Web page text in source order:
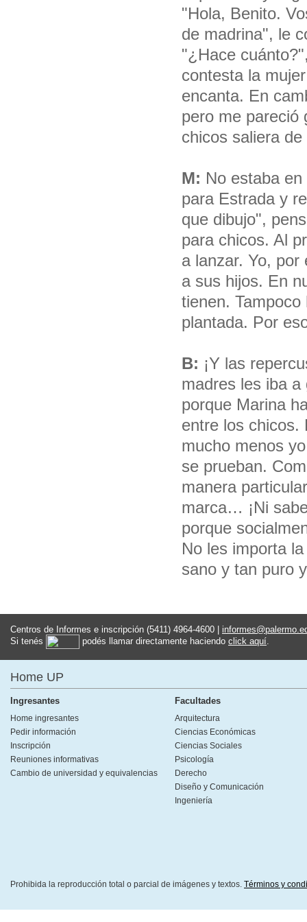
"Hola, Benito.
de madrina", le
"¿Hace
contesta la
encanta. En
pero me pareció
chicos saliera de
M: No estaba
para Estrada y
que dibujo",
para chicos. Al
a lanzar. Yo,
a sus hijos. En
tienen.
plantada. Por
B: ¡Y las
madres les iba
porque Marina
entre los chicos.
mucho menos
se prueban.
manera
marca… ¡Ni
porque
No les importa
sano y tan puro
Centros de Informes e inscripción (5411) 4964-4600 |
Si tenés
podés llamar directamente haciendo click aquí
Home UP
Ingresantes
Home ingresantes
Pedir información
Inscripción
Reuniones informativas
Cambio de universidad y equivalencias
Facultades
Arquitectura
Ciencias Económicas
Ciencias Sociales
Psicología
Derecho
Diseño y Comunicación
Ingeniería
Prohibida la reproducción total o parcial de imágenes y textos. Términos y